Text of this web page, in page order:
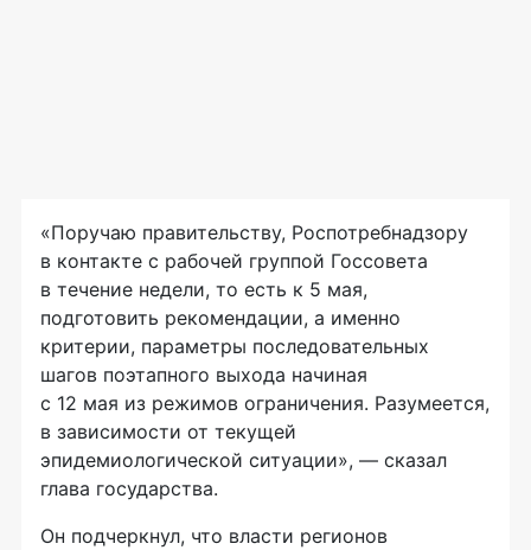
«Поручаю правительству, Роспотребнадзору
в контакте с рабочей группой Госсовета
в течение недели, то есть к 5 мая,
подготовить рекомендации, а именно
критерии, параметры последовательных
шагов поэтапного выхода начиная
с 12 мая из режимов ограничения. Разумеется,
в зависимости от текущей
эпидемиологической ситуации», — сказал
глава государства.
Он подчеркнул, что власти регионов